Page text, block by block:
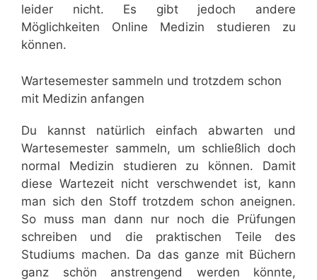
leider nicht. Es gibt jedoch andere
Möglichkeiten Online Medizin studieren zu
können.
Wartesemester sammeln und trotzdem schon
mit Medizin anfangen
Du kannst natürlich einfach abwarten und
Wartesemester sammeln, um schließlich doch
normal Medizin studieren zu können. Damit
diese Wartezeit nicht verschwendet ist, kann
man sich den Stoff trotzdem schon aneignen.
So muss man dann nur noch die Prüfungen
schreiben und die praktischen Teile des
Studiums machen. Da das ganze mit Büchern
ganz schön anstrengend werden könnte,